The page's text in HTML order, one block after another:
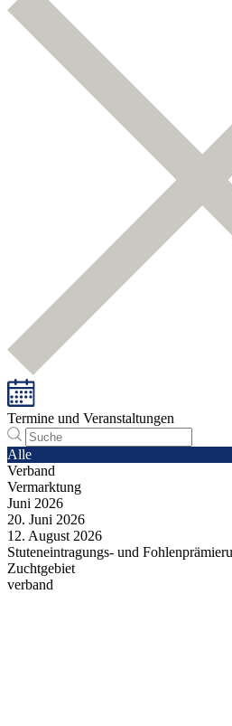
Termine und Veranstaltungen
Alle
Verband
Vermarktung
Juni 2026
20. Juni 2026
12. August 2026
Stuteneintragungs- und
Zuchtgebiet
verband